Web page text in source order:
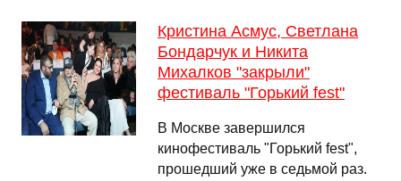
Кристина Асмус, Светлана
Бондарчук и Никита
Михалков "закрыли"
фестиваль "Горький fest"
В Москве завершился
кинофестиваль "Горький fest",
прошедший уже в седьмой раз.